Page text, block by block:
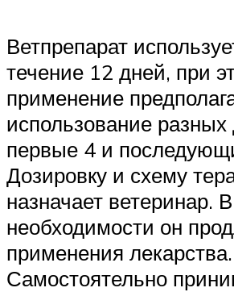
Ветпрепарат
течение 12 дней, при
применение
использование разных
первые 4 и
Дозировку и схему
назначает ветеринар.
необходимости он
применения лекарства.
Самостоятельно